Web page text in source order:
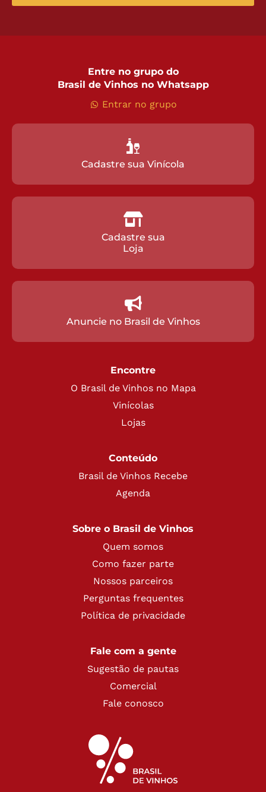
Entre no grupo do
Brasil de Vinhos no Whatsapp
Entrar no grupo
Cadastre sua Vinícola
Cadastre sua
Loja
Anuncie no Brasil de Vinhos
Encontre
O Brasil de Vinhos no Mapa
Vinícolas
Lojas
Conteúdo
Brasil de Vinhos Recebe
Agenda
Sobre o Brasil de Vinhos
Quem somos
Como fazer parte
Nossos parceiros
Perguntas frequentes
Política de privacidade
Fale com a gente
Sugestão de pautas
Comercial
Fale conosco